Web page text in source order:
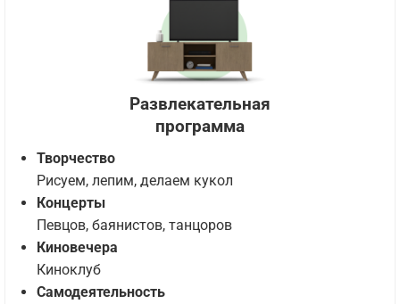
Развлекательная
программа
Творчество
Рисуем, лепим, делаем кукол
Концерты
Певцов, баянистов, танцоров
Киновечера
Киноклуб
Самодеятельность